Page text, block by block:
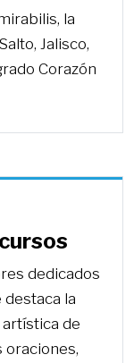
la
Jalisco,
Corazón
dedicados
la
de
oraciones,